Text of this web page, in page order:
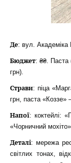
Де: вул. Академіка
Бюджет: ₴₴. Паста
грн).
Страви: піца
грн, паста «Коззе»
Напої: коктейлі:
«Чорничний
Деталі: мережа
світлих тонах,